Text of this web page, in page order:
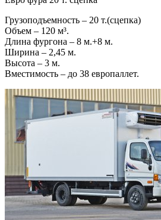
Грузоподъемность – 20 т.(сцепка)
Объем – 120 м³.
Длина фургона – 8 м.+8 м.
Ширина – 2,45 м.
Высота – 3 м.
Вместимость – до 38 европаллет.